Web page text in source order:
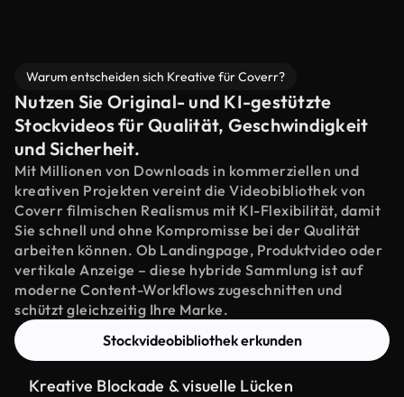
Warum entscheiden sich Kreative für Coverr?
Nutzen Sie Original- und KI-gestützte
Stockvideos für Qualität, Geschwindigkeit
und Sicherheit.
Mit Millionen von Downloads in kommerziellen und
kreativen Projekten vereint die Videobibliothek von
Coverr filmischen Realismus mit KI-Flexibilität, damit
Sie schnell und ohne Kompromisse bei der Qualität
arbeiten können. Ob Landingpage, Produktvideo oder
vertikale Anzeige – diese hybride Sammlung ist auf
moderne Content-Workflows zugeschnitten und
schützt gleichzeitig Ihre Marke.
Stockvideobibliothek erkunden
Kreative Blockade & visuelle Lücken